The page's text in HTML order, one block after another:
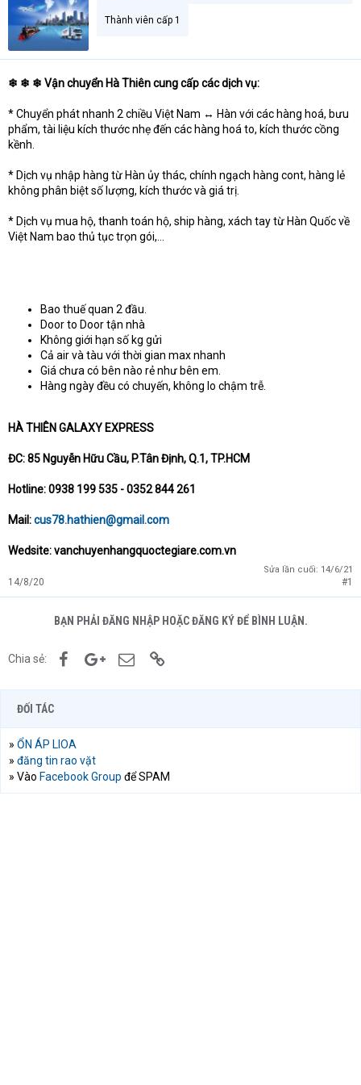
Thành viên cấp 1
❄ ❄ ❄ Vận chuyển Hà Thiên cung cấp các dịch vụ:
* Chuyển phát nhanh 2 chiều Việt Nam ↔ Hàn với các hàng hoá, bưu
phẩm, tài liệu kích thước nhẹ đến các hàng hoá to, kích thước cồng
kềnh.
* Dịch vụ nhập hàng từ Hàn ủy thác, chính ngạch hàng cont, hàng lẻ
không phân biệt số lượng, kích thước và giá trị.
* Dịch vụ mua hộ, thanh toán hộ, ship hàng, xách tay từ Hàn Quốc về
Việt Nam bao thủ tục trọn gói,...
Bao thuế quan 2 đầu.
Door to Door tận nhà
Không giới hạn số kg gửi
Cả air và tàu với thời gian max nhanh
Giá chưa có bên nào rẻ như bên em.
Hàng ngày đều có chuyến, không lo chậm trễ.
HÀ THIÊN GALAXY EXPRESS
ĐC: 85 Nguyễn Hữu Cầu, P.Tân Định, Q.1, TP.HCM
Hotline: 0938 199 535 - 0352 844 261
Mail:cus78.hathien@gmail.com
Wedsite: vanchuyenhangquoctegiare.com.vn
Sửa lần cuối: 14/6/21
14/8/20 #1
BẠN PHẢI ĐĂNG NHẬP HOẶC ĐĂNG KÝ ĐỂ BÌNH LUẬN.
Chia sẻ: FacebookGoogle+Email
ĐỐI TÁC
» ỔN ÁP LIOA
» đăng tin rao vặt
» Vào Facebook Group để SPAM